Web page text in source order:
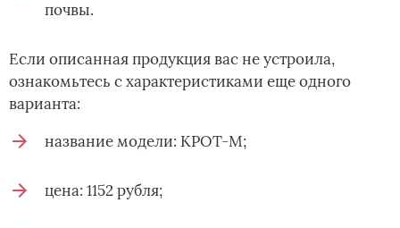
почвы.
Если описанная продукция вас не устроила,
ознакомьтесь с характеристиками еще одного
варианта:
название модели: КРОТ-М;
цена: 1152 рубля;